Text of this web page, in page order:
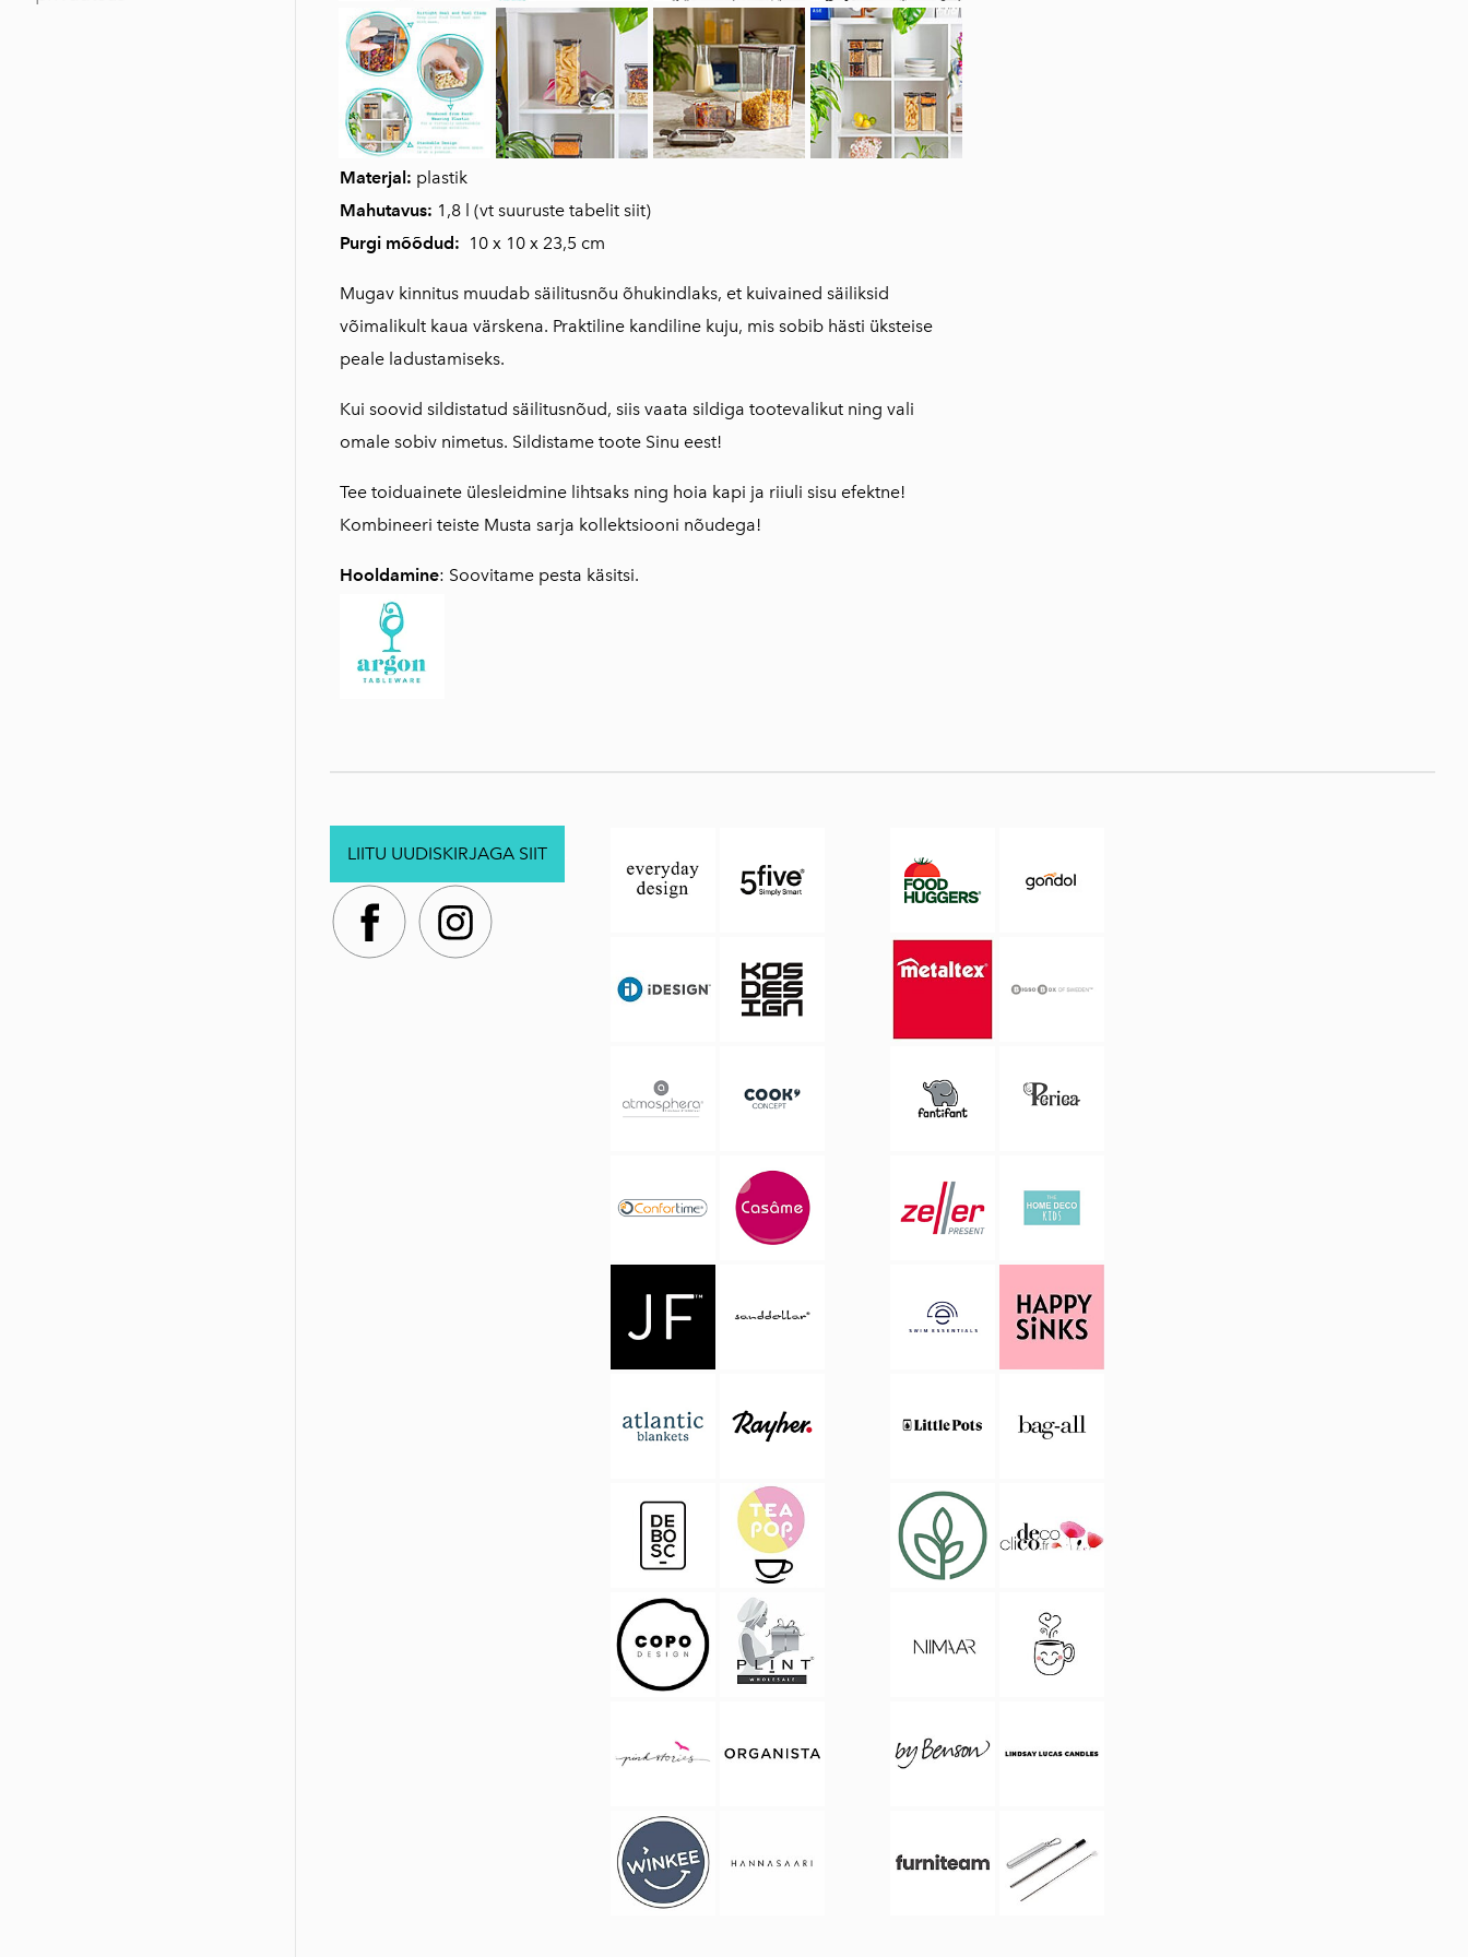
Materjal: plastik
Mahutavus: 1,8 l (vt suuruste tabelit siit)
Purgi mõõdud: 10 x 10 x 23,5 cm
Mugav kinnitus muudab säilitusnõu õhukindlaks, et kuivained säiliksid
võimalikult kaua värskena. Praktiline kandiline kuju, mis sobib hästi üksteise
peale ladustamiseks.
Kui soovid sildistatud säilitusnõud, siis vaata sildiga tootevalikut ning vali
omale sobiv nimetus. Sildistame toote Sinu eest!
Tee toiduainete ülesleidmine lihtsaks ning hoia kapi ja riiuli sisu efektne!
Kombineeri teiste Musta sarja kollektsiooni nõudega!
Hooldamine: Soovitame pesta käsitsi.
LIITU UUDISKIRJAGA SIIT